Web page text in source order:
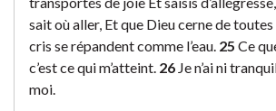
sait où aller, Et que Dieu cerne de toutes
cris se répandent comme l’eau. 25 Ce
c’est ce qui m’atteint. 26 Je n’ai ni
moi.